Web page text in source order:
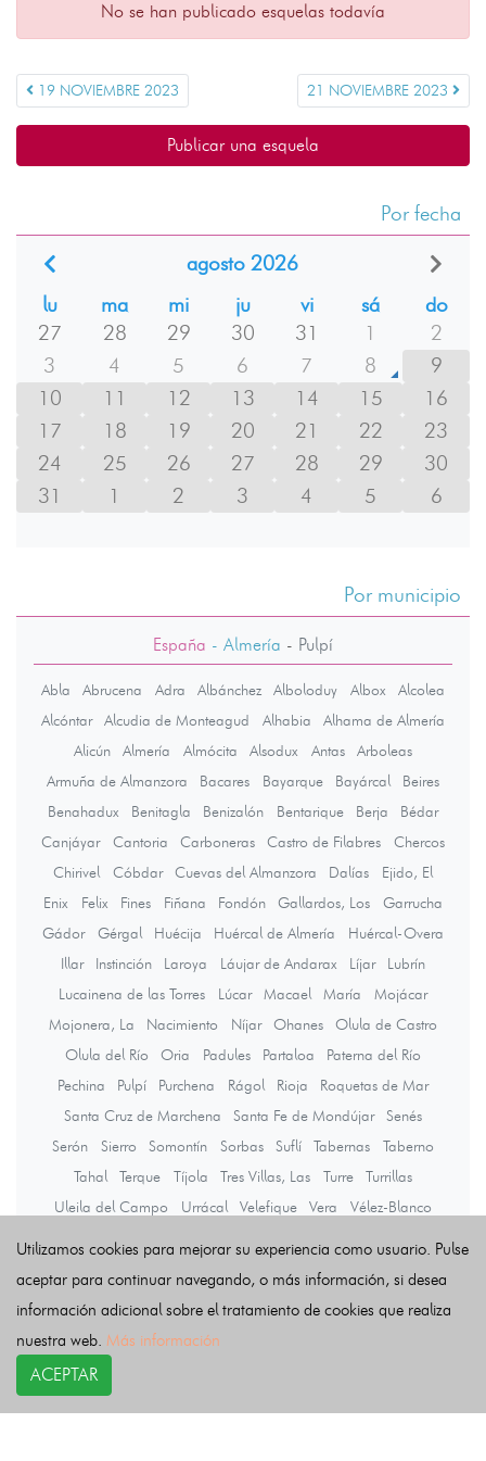
No se han publicado esquelas todavía
19 NOVIEMBRE 2023 21 NOVIEMBRE 2023
Publicar una esquela
Por fecha
agosto 2026
lu
ma mi ju vi sá
do
27
28 29 30 31 1
2
3
4 5 6 7 8
9
10
11 12 13 14 15
16
17
18 19 20 21 22
23
24
25 26 27 28 29
30
31
1 2 3 4 5 6
Por municipio
España - Almería - Pulpí
Abla Abrucena Adra Albánchez Alboloduy Albox
Alcolea
Alcóntar
Alcudia de Monteagud Alhabia
Alhama de Almería
Alicún
Almería Almócita Alsodux Antas
Arboleas
Armuña de Almanzora
Bacares Bayarque Bayárcal
Beires
Benahadux
Benitagla Benizalón Bentarique Berja
Bédar
Canjáyar
Cantoria Carboneras Castro de Filabres
Chercos
Chirivel
Cóbdar Cuevas del Almanzora Dalías
Ejido, El
Enix
Felix Fines Fiñana Fondón Gallardos, Los
Garrucha
Gádor
Gérgal Huécija Huércal de Almería
Huércal-Overa
Illar
Instinción Laroya Láujar de Andarax Líjar
Lubrín
Lucainena de las Torres
Lúcar Macael María
Mojácar
Mojonera, La
Nacimiento Níjar Ohanes
Olula de Castro
Olula del Río
Oria Padules Partaloa
Paterna del Río
Pechina
Pulpí Purchena Rágol Rioja
Roquetas de Mar
Santa Cruz de Marchena
Santa Fe de Mondújar
Senés
Serón
Sierro Somontín Sorbas Suflí Tabernas
Taberno
Tahal
Terque Tíjola Tres Villas, Las Turre
Turrillas
Uleila del Campo
Urrácal Velefique Vera
Vélez-Blanco
Últimas noticias
Utilizamos cookies para mejorar su experiencia como usuario. Pulse
aceptar para continuar navegando, o más información, si desea
información adicional sobre el tratamiento de cookies que realiza
nuestra web. Más información
ACEPTAR